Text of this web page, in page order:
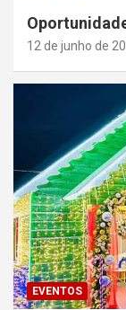
12 de junho de
EVENTOS